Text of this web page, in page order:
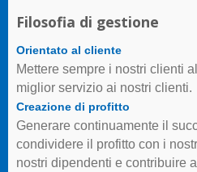
Filosofia di gestione
Orientato al cliente
Mettere sempre i nostri clienti
miglior servizio ai nostri clienti.
Creazione di profitto
Generare continuamente il
condividere il profitto con i
nostri dipendenti e contribuire